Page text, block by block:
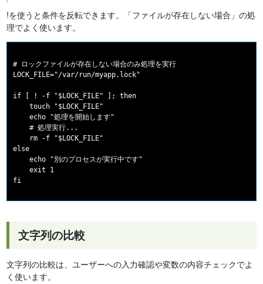
!を使うと条件を反転できます。「ファイルが存在しない場合」の処
理でよく使います。
# ロックファイルが存在しない場合のみ処理を実行
LOCK_FILE="/var/run/myapp.lock"
if [ ! -f "$LOCK_FILE" ]; then
    touch "$LOCK_FILE"
    echo "処理を開始します"
    # 処理実行...
    rm -f "$LOCK_FILE"
else
    echo "別のプロセスが実行中です"
    exit 1
文字列の比較
文字列の比較は、ユーザーへの入力確認や変数の内容チェックでよ
く使います。